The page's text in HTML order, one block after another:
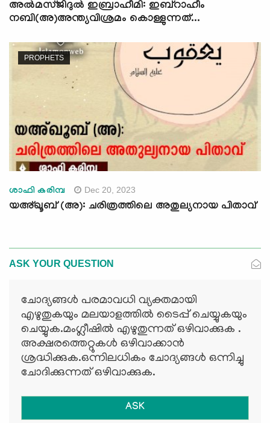
അൽമസ്ജിദുൽ ഇബ്രാഹീമി: ഇബ്‌റാഹീം
നബി(അ)അന്ത്യവിശ്രമം കൊള്ളുന്നത്...
PROPHETS
ശാഫി കരിമ്പ Dec 20, 2023
യഅ്ഖൂബ് (അ): ചരിത്രത്തിലെ അതുല്യനായ പിതാവ്
ASK YOUR QUESTION
ചോദ്യങ്ങള്‍ പരമാവധി വ്യക്തമായി
എഴുതുകയും മലയാളത്തില്‍ ടൈപ്പ് ചെയ്യുകയും
ചെയ്യുക.മംഗ്ലീഷില്‍ എഴുതുന്നത് ഒഴിവാക്കുക .
അക്ഷരത്തെറ്റുകള്‍ ഒഴിവാക്കാന്‍
ശ്രദ്ധിക്കുക.ഒന്നിലധികം ചോദ്യങ്ങള്‍ ഒന്നിച്ചു
ചോദിക്കുന്നത് ഒഴിവാക്കുക.
ASK